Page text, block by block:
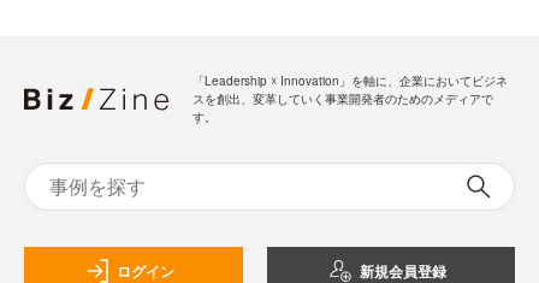
「Leadership ☓ Innovation」を軸に、企業においてビジネ
スを創出、変革していく事業開発者のためのメディアで
す。
ログイン 新規会員登録